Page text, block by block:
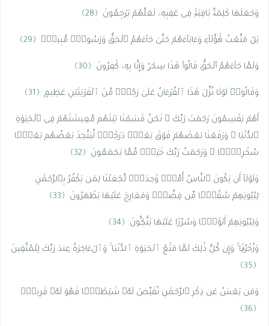
وَجَعَلَهَا كَلِمَةًۢ بَاقِيَةًۭ فِى عَقِبِهِۦ لَعَلَّهُمْ يَرْجِعُونَ ﴿28﴾
بَلْ مَتَّعْتُ هَٰٓؤُلَآءِ وَءَابَآءَهُمْ حَتَّىٰ جَآءَهُمُ ٱلْحَقُّ وَرَسُولٌۭ مُّبِينٌۭ ﴿29﴾
وَلَمَّا جَآءَهُمُ ٱلْحَقُّ قَالُوا۟ هَٰذَا سِحْرٌۭ وَإِنَّا بِهِۦ كَٰفِرُونَ ﴿30﴾
وَقَالُوا۟ لَوْلَا نُزِّلَ هَٰذَا ٱلْقُرْءَانُ عَلَىٰ رَجُلٍۢ مِّنَ ٱلْقَرْيَتَيْنِ عَظِيمٍ ﴿31﴾
أَهُمْ يَقْسِمُونَ رَحْمَتَ رَبِّكَ ۚ نَحْنُ قَسَمْنَا بَيْنَهُم مَّعِيشَتَهُمْ فِى ٱلْحَيَوٰةِ
ٱلدُّنْيَا ۚ وَرَفَعْنَا بَعْضَهُمْ فَوْقَ بَعْضٍۢ دَرَجَٰتٍۢ لِّيَتَّخِذَ بَعْضُهُم بَعْضًۭا
سُخْرِيًّۭا ۗ وَرَحْمَتُ رَبِّكَ خَيْرٌۭ مِّمَّا يَجْمَعُونَ
﴿32﴾
وَلَوْلَآ أَن يَكُونَ ٱلنَّاسُ أُمَّةًۭ وَٰحِدَةًۭ لَّجَعَلْنَا لِمَن يَكْفُرُ بِٱلرَّحْمَٰنِ
لِبُيُوتِهِمْ سُقُفًۭا مِّن فِضَّةٍۢ وَمَعَارِجَ عَلَيْهَا يَظْهَرُونَ
﴿33﴾
وَلِبُيُوتِهِمْ أَبْوَٰبًۭا وَسُرُرًا عَلَيْهَا يَتَّكِـُٔونَ ﴿34﴾
وَزُخْرُفًۭا ۚ وَإِن كُلُّ ذَٰلِكَ لَمَّا مَتَٰعُ ٱلْحَيَوٰةِ ٱلدُّنْيَا ۚ وَٱلْءَاخِرَةُ عِندَ رَبِّكَ لِلْمُتَّقِينَ
﴿35﴾
وَمَن يَعْشُ عَن ذِكْرِ ٱلرَّحْمَٰنِ نُقَيِّضْ لَهُۥ شَيْطَٰنًۭا فَهُوَ لَهُۥ قَرِينٌۭ
﴿36﴾